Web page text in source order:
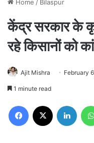
Home / Bilaspur
केंद्र सरकार के
रहे किसानों को
Ajit Mishra February
1 minute read
Facebook